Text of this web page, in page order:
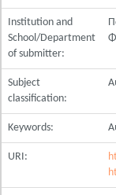
Institution and
School/Department
of submitter:
Subject
classification:
Keywords:
URI: